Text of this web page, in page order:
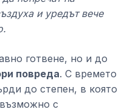
и уредът вече
готвене, но и до
повреда. С времето
до степен, в която
с